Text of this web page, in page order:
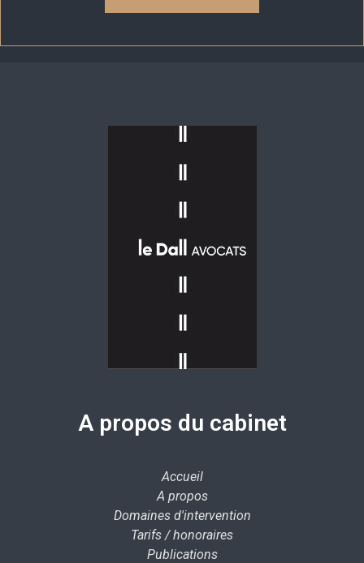
A propos du cabinet
Accueil
A propos
Domaines d'intervention
Tarifs / honoraires
Publications